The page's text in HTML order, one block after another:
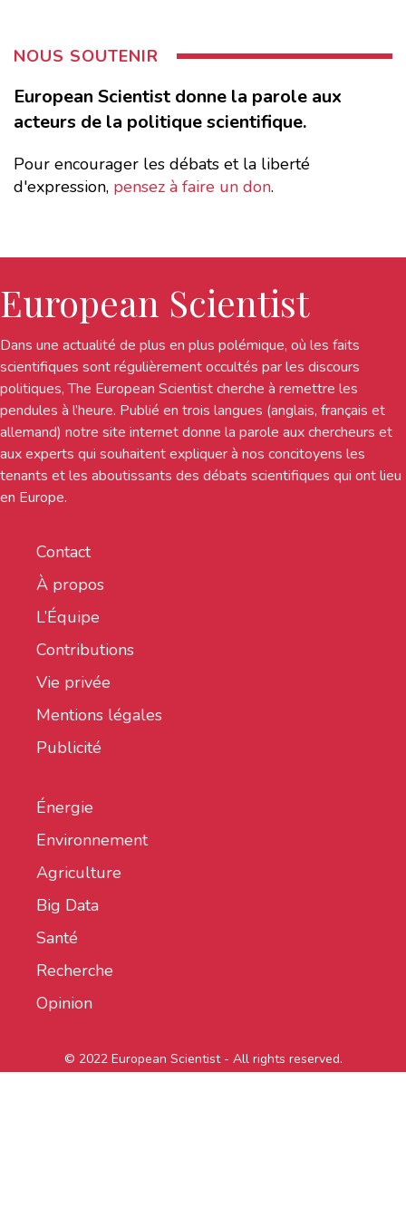
NOUS SOUTENIR
European Scientist donne la parole aux
acteurs de la politique scientifique.
Pour encourager les débats et la liberté
d'expression, pensez à faire un don.
European Scientist
Dans une actualité de plus en plus polémique, où les faits
scientifiques sont régulièrement occultés par les discours
politiques, The European Scientist cherche à remettre les
pendules à l’heure. Publié en trois langues (anglais, français et
allemand) notre site internet donne la parole aux chercheurs et
aux experts qui souhaitent expliquer à nos concitoyens les
tenants et les aboutissants des débats scientifiques qui ont lieu
en Europe.
Contact
À propos
L’Équipe
Contributions
Vie privée
Mentions légales
Publicité
Énergie
Environnement
Agriculture
Big Data
Santé
Recherche
Opinion
© 2022 European Scientist - All rights reserved.